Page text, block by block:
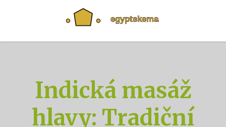
Indická masáž
hlavy: Tradiční